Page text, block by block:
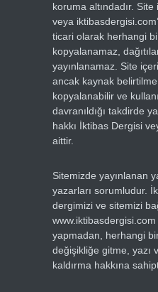
koruma altındadır.
veya
ticari olarak herhangi
kopyalanamaz,
yayınlanamaz. Site
ancak kaynak
kopyalanabilir ve
davranıldığı takdirde
hakkı İktibas Dergisi
aittir.
Sitemizde yayınlanan
yazarları sorumludur.
dergimizi ve sitemizi
yapmadan, herhangi
değişikliğe gitme, yazı
kaldırma hakkına